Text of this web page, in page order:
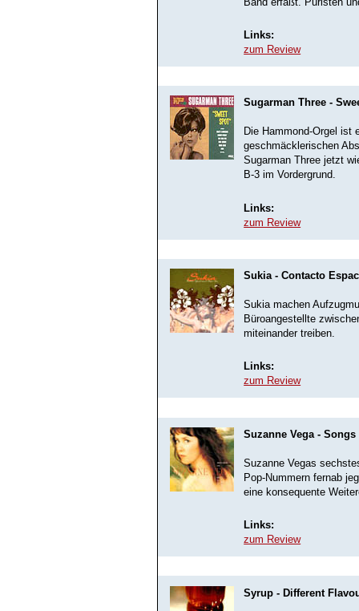
Links:
zum Review
Sugarman Three -
Die Hammond-Orgel ist
geschmäcklerischen
Sugarman Three jetzt
B-3 im Vordergrund.
Links:
zum Review
Sukia - Contacto
Sukia machen
Büroangestellte
miteinander treiben.
Links:
zum Review
Suzanne Vega -
Suzanne Vegas
Pop-Nummern fernab
eine konsequente
Links:
zum Review
Syrup - Different